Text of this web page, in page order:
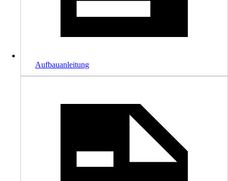
Aufbauanleitung